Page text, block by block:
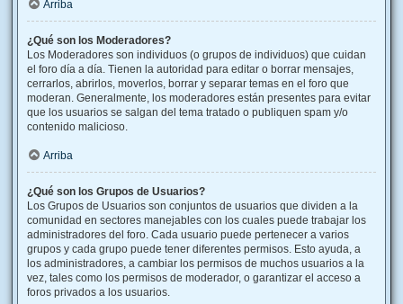
Arriba
¿Qué son los Moderadores?
Los Moderadores son individuos (o grupos de individuos) que cuidan
el foro día a día. Tienen la autoridad para editar o borrar mensajes,
cerrarlos, abrirlos, moverlos, borrar y separar temas en el foro que
moderan. Generalmente, los moderadores están presentes para evitar
que los usuarios se salgan del tema tratado o publiquen spam y/o
contenido malicioso.
Arriba
¿Qué son los Grupos de Usuarios?
Los Grupos de Usuarios son conjuntos de usuarios que dividen a la
comunidad en sectores manejables con los cuales puede trabajar los
administradores del foro. Cada usuario puede pertenecer a varios
grupos y cada grupo puede tener diferentes permisos. Esto ayuda, a
los administradores, a cambiar los permisos de muchos usuarios a la
vez, tales como los permisos de moderador, o garantizar el acceso a
foros privados a los usuarios.